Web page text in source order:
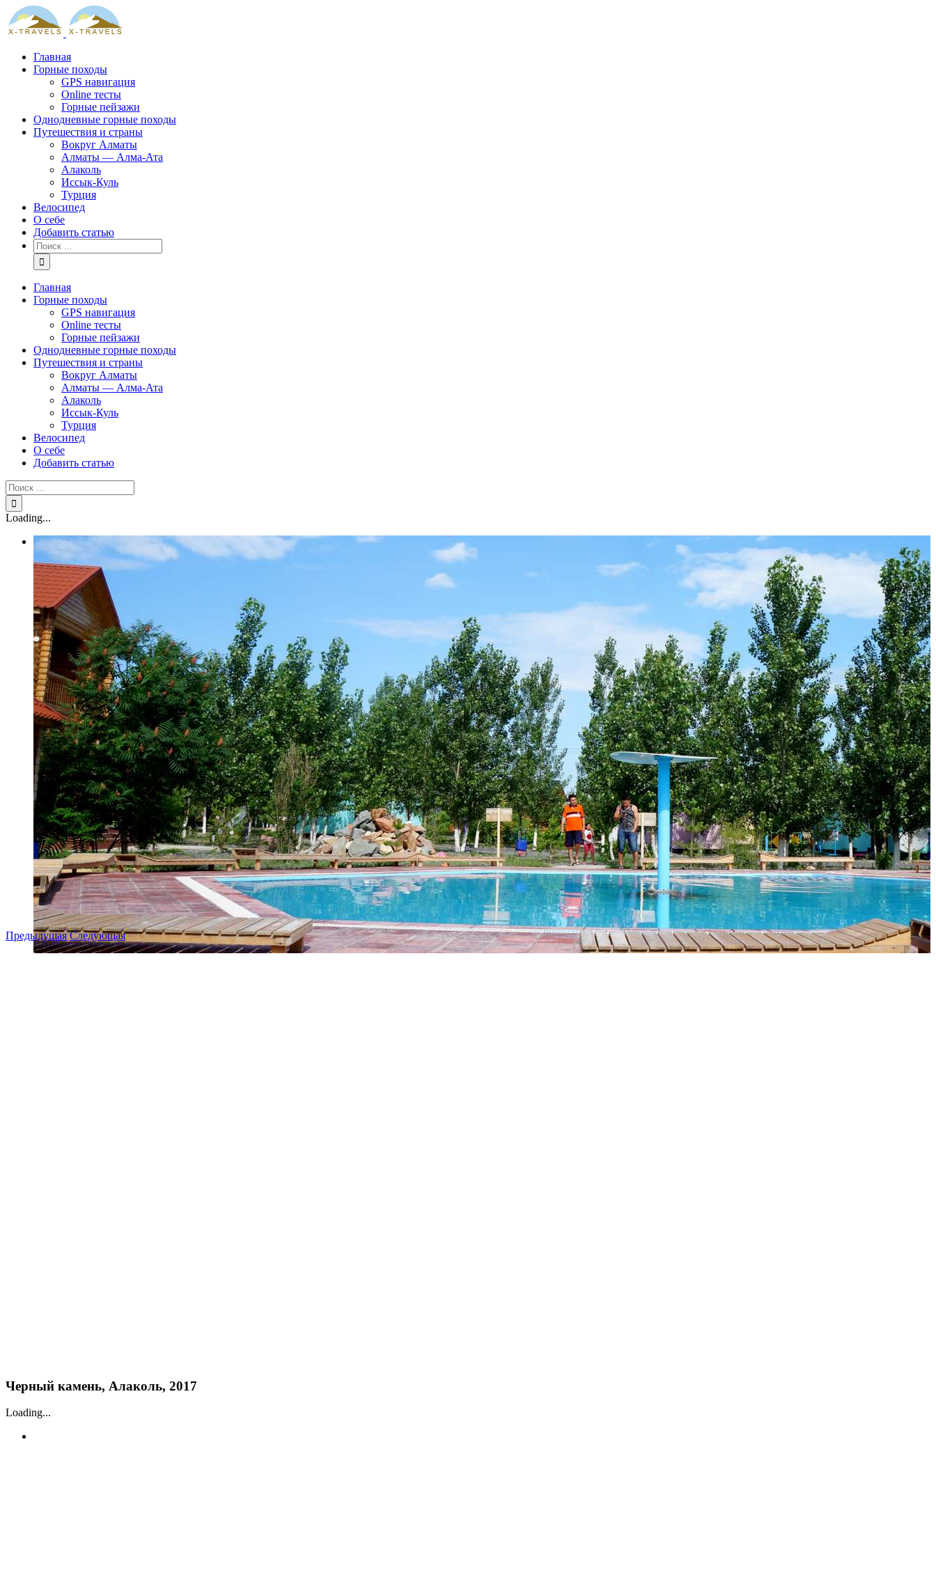
Skip
to
content
Главная
Горные походы
GPS навигация
Online тесты
Горные пейзажи
Однодневные горные походы
Путешествия и страны
Вокруг Алматы
Алматы — Алма-Ата
Алаколь
Иссык-Куль
Турция
Велосипед
О себе
Добавить статью
Результат
поиска:
Главная
Горные походы
GPS навигация
Online тесты
Горные пейзажи
Однодневные горные походы
Путешествия и страны
Вокруг Алматы
Алматы — Алма-Ата
Алаколь
Иссык-Куль
Турция
Велосипед
О себе
Добавить статью
Результат
поиска:
Loading...
Предыдущая Следующая
Черный камень, Алаколь, 2017
Loading...